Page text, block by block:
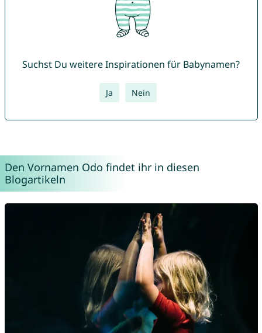
Suchst Du weitere Inspirationen für Babynamen?
Ja Nein
Den Vornamen Odo findet ihr in diesen
Blogartikeln